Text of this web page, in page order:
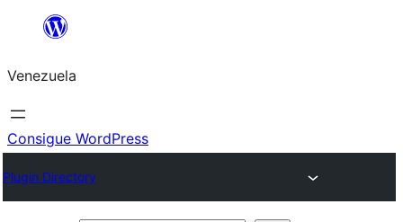
Saltar
contenido
Venezuela
Consigue WordPress
Plugin Directory